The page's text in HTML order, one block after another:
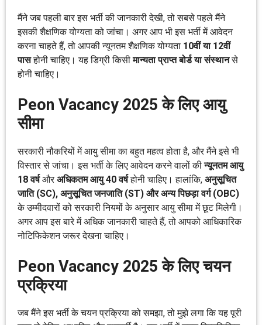
मैंने जब पहली बार इस भर्ती की जानकारी देखी, तो सबसे पहले मैंने
इसकी शैक्षणिक योग्यता को जांचा। अगर आप भी इस भर्ती में आवेदन
करना चाहते हैं, तो आपकी न्यूनतम शैक्षणिक योग्यता 10वीं या 12वीं
पासहोनी चाहिए। यह डिग्री किसीमान्यता प्राप्त बोर्ड या संस्थानसे
होनी चाहिए।
Peon Vacancy 2025 के लिए आयु
सीमा
सरकारी नौकरियों में आयु सीमा का बहुत महत्व होता है, और मैंने इसे भी
विस्तार से जांचा। इस भर्ती के लिए आवेदन करने वालों कीन्यूनतम आयु
18 वर्षऔर अधिकतम आयु 40 वर्षहोनी चाहिए। हालांकि, अनुसूचित
जाति (SC), अनुसूचित जनजाति (ST) और अन्य पिछड़ा वर्ग (OBC)
के उम्मीदवारों को सरकारी नियमों के अनुसार आयु सीमा में छूट मिलेगी।
अगर आप इस बारे में अधिक जानकारी चाहते हैं, तो आपको आधिकारिक
नोटिफिकेशन जरूर देखना चाहिए।
Peon Vacancy 2025 के लिए चयन
प्रक्रिया
जब मैंने इस भर्ती के चयन प्रक्रिया को समझा, तो मुझे लगा कि यह पूरी